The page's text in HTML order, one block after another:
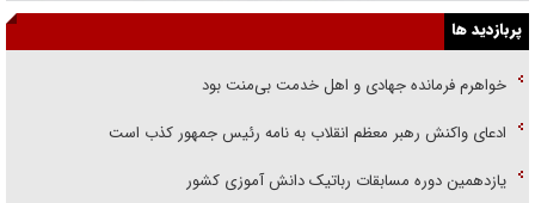
پربازدید ها
خواهرم فرمانده جهادی و اهل خدمت بی‌منت بود
ادعای واکنش رهبر معظم انقلاب به نامه رئیس جمهور کذب است
یازدهمین دوره مسابقات رباتیک دانش آموزی کشور